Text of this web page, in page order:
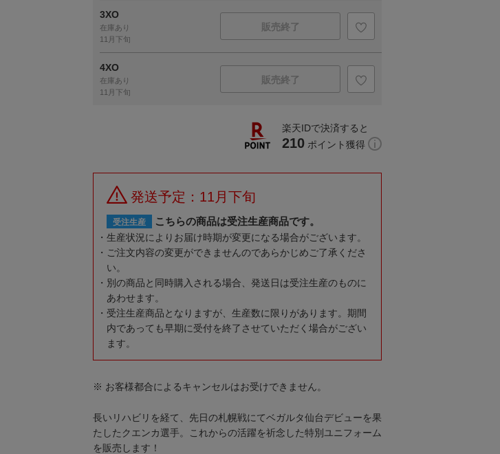
3XO
在庫あり
11月下旬
販売終了
4XO
在庫あり
11月下旬
販売終了
楽天IDで決済すると
210 ポイント獲得
発送予定：11月下旬
受注生産 こちらの商品は受注生産商品です。
生産状況によりお届け時期が変更になる場合がございます。
ご注文内容の変更ができませんのであらかじめご了承くださ
い。
別の商品と同時購入される場合、発送日は受注生産のものに
あわせます。
受注生産商品となりますが、生産数に限りがあります。期間
内であっても早期に受付を終了させていただく場合がござい
ます。
※ お客様都合によるキャンセルはお受けできません。
長いリハビリを経て、先日の札幌戦にてベガルタ仙台デビューを果
たしたクエンカ選手。これからの活躍を祈念した特別ユニフォーム
を販売します！